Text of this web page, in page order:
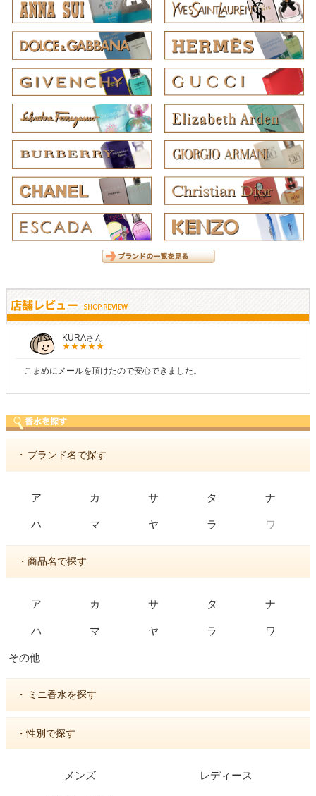
KURAさん
こまめにメールを頂けたので安心できました。
・ ブランド名で探す
ア カ サ タ ナ
ハ マ ヤ ラ ワ
・商品名で探す
ア カ サ タ ナ
ハ マ ヤ ラ ワ
その他
・ ミニ香水を探す
・性別で探す
メンズ レディース